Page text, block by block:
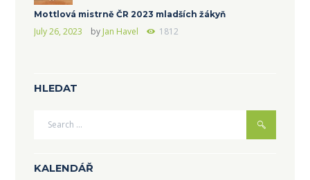
Mottlová mistrně ČR 2023 mladších žákyň
July 26, 2023 by Jan Havel 1812
HLEDAT
KALENDÁŘ